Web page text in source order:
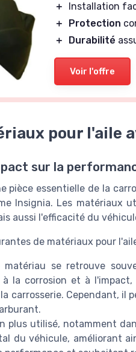
＋
Installation
＋
Protection
＋
Durabilité
Voir l'offre
pour l'aile
sur la
pièce essentielle de la
Insignia. Les
aussi l'efficacité du
de matériaux pour
matériau se retrouve
à la corrosion et à
carrosserie. Cependant,
plus utilisé, notamment
du véhicule, améliorant